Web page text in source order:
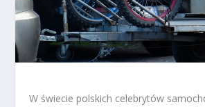
W świecie polskich celebrytów